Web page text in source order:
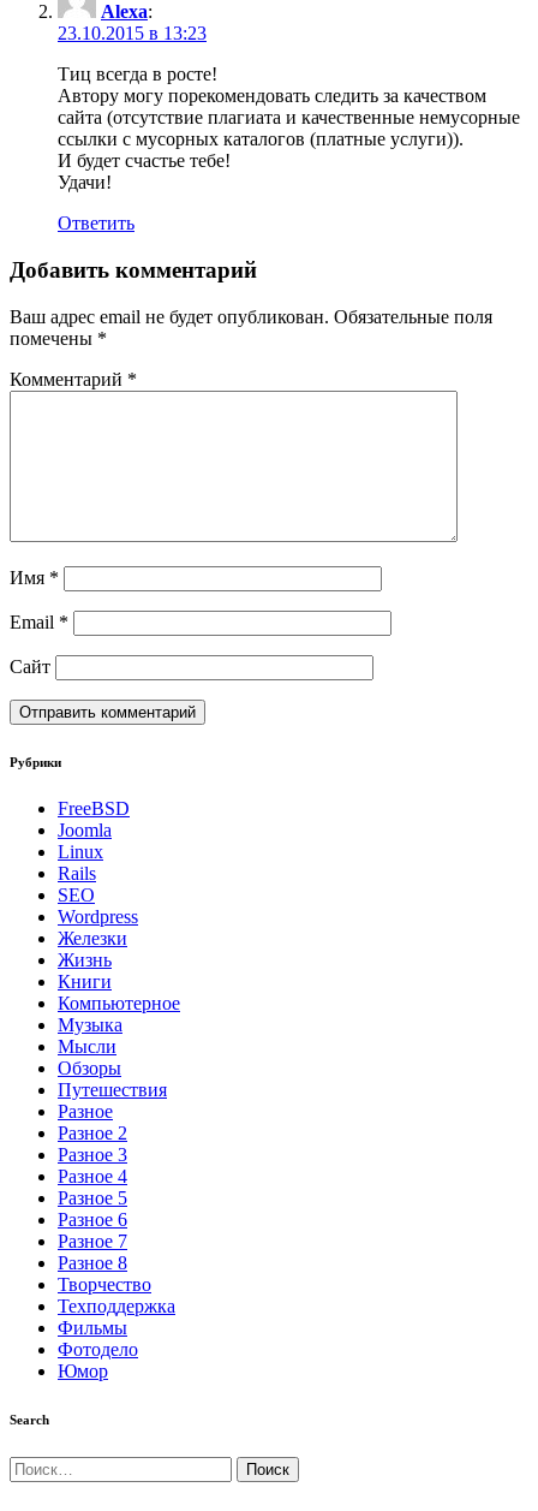
Alexa:
23.10.2015 в 13:23
Тиц всегда в росте!
Автору могу порекомендовать следить за качеством
сайта (отсутствие плагиата и качественные немусорные
ссылки с мусорных каталогов (платные услуги)).
И будет счастье тебе!
Удачи!
Ответить
Добавить комментарий
Ваш адрес email не будет опубликован. Обязательные поля
помечены *
Комментарий *
Имя *
Email *
Сайт
Рубрики
FreeBSD
Joomla
Linux
Rails
SEO
Wordpress
Железки
Жизнь
Книги
Компьютерное
Музыка
Мысли
Обзоры
Путешествия
Разное
Разное 2
Разное 3
Разное 4
Разное 5
Разное 6
Разное 7
Разное 8
Творчество
Техподдержка
Фильмы
Фотодело
Юмор
Search
Найти: